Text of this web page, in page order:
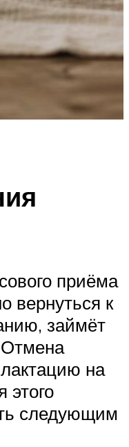
приёма
вернуться к
займёт
Отмена
на
этого
следующим